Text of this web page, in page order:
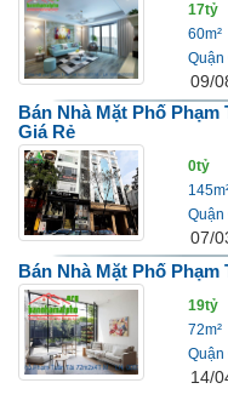
17tỷ
60m²
Quận
09/
Bán Nhà Mặt Phố Phạm
Giá Rẻ
0tỷ
Quận
07/
Bán Nhà Mặt Phố Phạm
19tỷ
72m²
Quận
14/